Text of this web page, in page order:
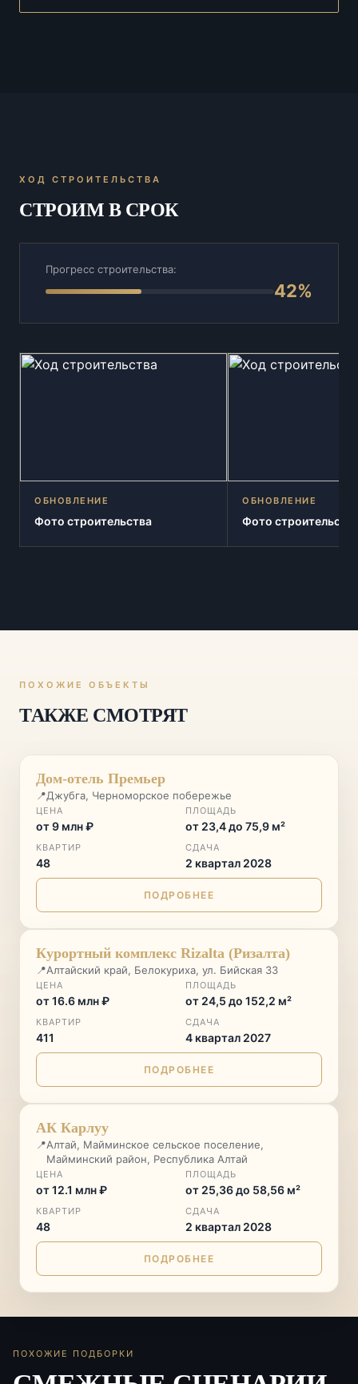
ХОД СТРОИТЕЛЬСТВА
СТРОИМ В СРОК
Прогресс строительства:
42%
ОБНОВЛЕНИЕ
Фото строительства
ОБНОВЛЕНИЕ
Фото
ПОХОЖИЕ ОБЪЕКТЫ
ТАКЖЕ СМОТРЯТ
СТАРТ ПРОДАЖ
Дом-отель Премьер
📍Джубга, Черноморское побережье
ЦЕНА
от 9 млн ₽
ПЛОЩАДЬ
от 23,4 до 75,9 м²
КВАРТИР
48
СДАЧА
2 квартал 2028
ПОДРОБНЕЕ
ГОРНЫЙ КУРОРТ
Курортный комплекс Rizalta (Ризалта)
📍Алтайский край, Белокуриха, ул. Бийская 33
ЦЕНА
от 16.6 млн ₽
ПЛОЩАДЬ
от 24,5 до 152,2 м²
КВАРТИР
411
СДАЧА
4 квартал 2027
ПОДРОБНЕЕ
ГОРНЫЙ КУРОРТ
АК Карлуу
📍Алтай, Майминское сельское поселение,
Майминский район, Республика Алтай
ЦЕНА
от 12.1 млн ₽
ПЛОЩАДЬ
от 25,36 до 58,56 м²
КВАРТИР
48
СДАЧА
2 квартал 2028
ПОДРОБНЕЕ
ПОХОЖИЕ ПОДБОРКИ